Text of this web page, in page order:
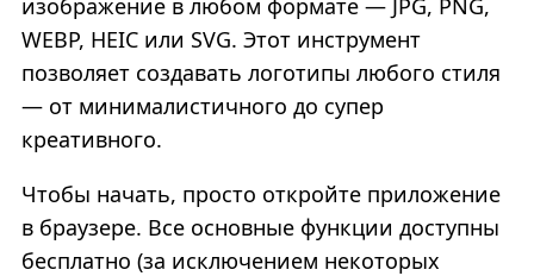
WEBP, HEIC или SVG. Этот инструмент
позволяет создавать логотипы любого стиля
— от минималистичного до супер
креативного.
Чтобы начать, просто откройте приложение
в браузере. Все основные функции доступны
бесплатно (за исключением некоторых